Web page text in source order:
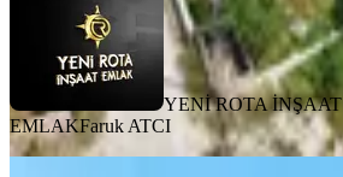
YENİ ROTA İNŞAAT
EMLAKFaruk ATCI